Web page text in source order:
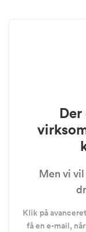
Men vi
Klik på
få en e-mail,